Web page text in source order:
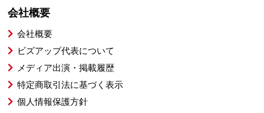
会社概要
会社概要
ビズアップ代表について
メディア出演・掲載履歴
特定商取引法に基づく表示
個人情報保護方針